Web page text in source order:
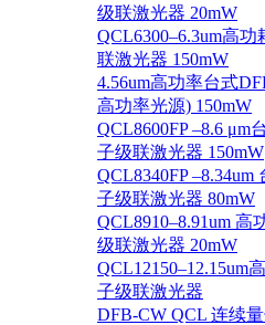
级联激光器 20mW
QCL6300–6.3um高
联激光器 150mW
4.56um高功率台式
高功率光源) 150mW
QCL8600FP –8.6 μm
子级联激光器 150mW
QCL8340FP
子级联激光器 80mW
QCL8910–8.91um 高
级联激光器 20mW
QCL12150–12.15um
子级联激光器
DFB-CW QCL 连续